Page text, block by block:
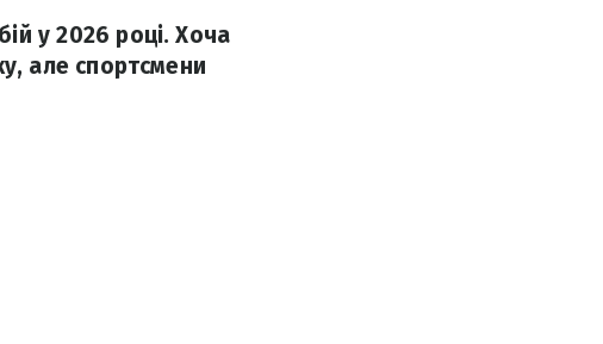
у 2026 році. Хоча
але спортсмени